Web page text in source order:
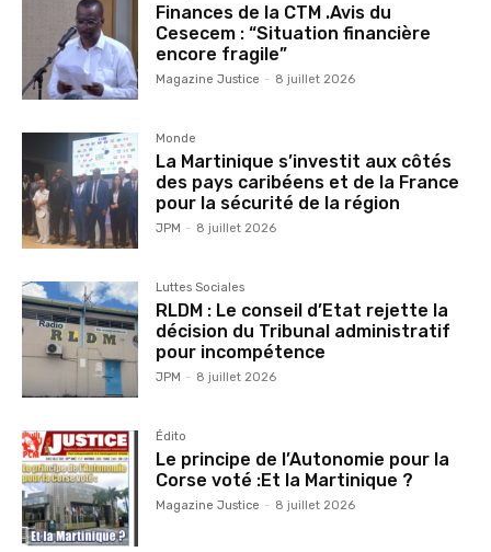
Finances de la CTM .Avis du
Cesecem : “Situation financière
encore fragile”
Magazine Justice - 8 juillet 2026
Monde
La Martinique s’investit aux côtés
des pays caribéens et de la France
pour la sécurité de la région
JPM - 8 juillet 2026
Luttes Sociales
RLDM : Le conseil d’Etat rejette la
décision du Tribunal administratif
pour incompétence
JPM - 8 juillet 2026
Édito
Le principe de l’Autonomie pour la
Corse voté :Et la Martinique ?
Magazine Justice - 8 juillet 2026